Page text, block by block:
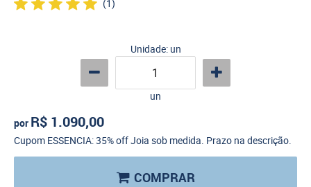
(1)
Unidade: un
un
por R$ 1.090,00
Cupom ESSENCIA: 35% off Joia sob medida. Prazo na descrição.
COMPRAR